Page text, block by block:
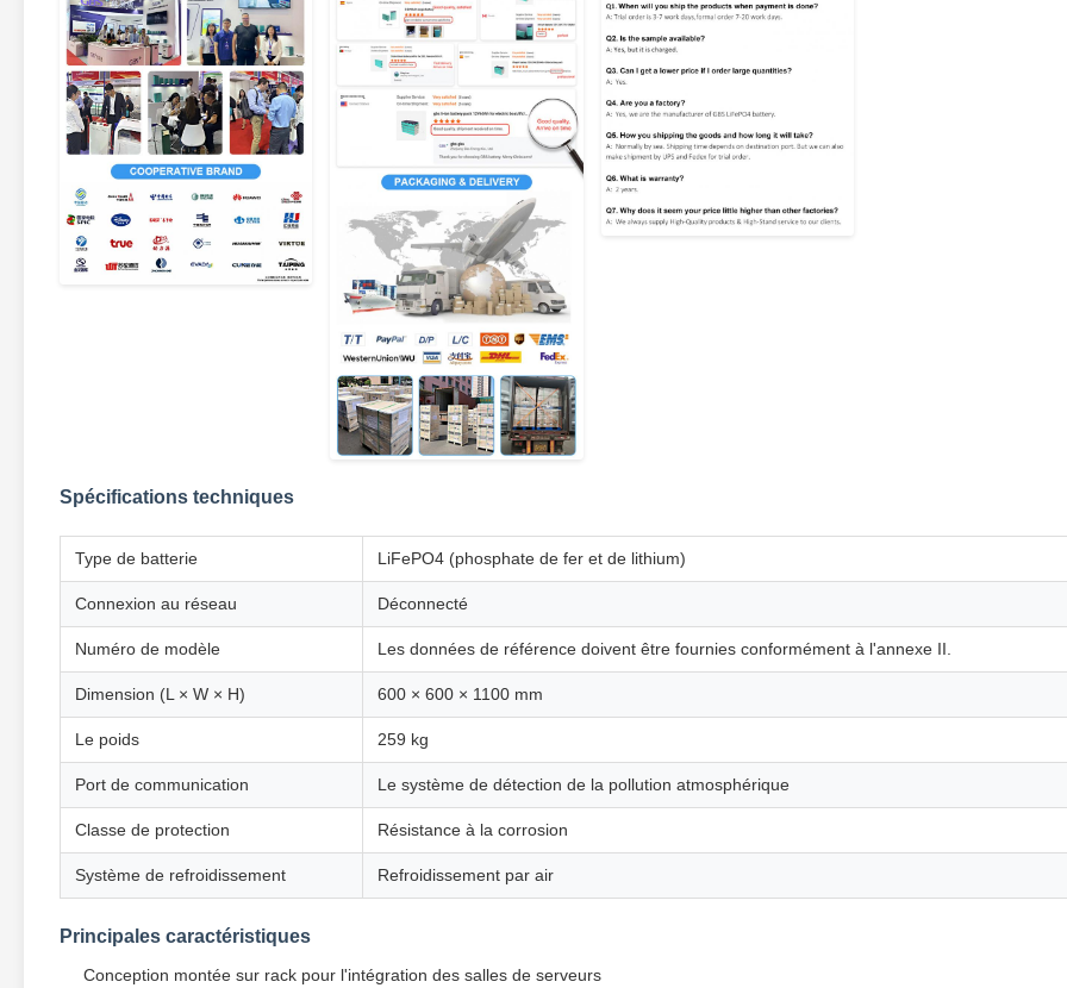
Spécifications techniques
Type de batterie LiFePO4 (phosphate de fer et de lithium)
Connexion au réseau Déconnecté
Numéro de modèle Les données de référence doivent être fournies conformément à l'annexe II.
Dimension (L × W × H) 600 × 600 × 1100 mm
Le poids 259 kg
Port de communication Le système de détection de la pollution atmosphérique
Classe de protection Résistance à la corrosion
Système de refroidissement Refroidissement par air
Principales caractéristiques
Conception montée sur rack pour l'intégration des salles de serveurs